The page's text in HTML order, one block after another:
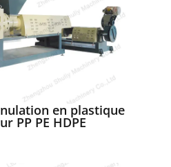
en plastique
PP PE HDPE